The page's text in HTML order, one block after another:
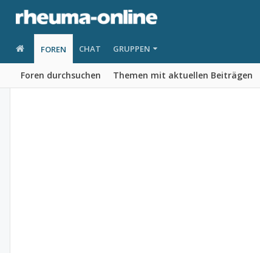
FOREN
Foren durchsuchen Themen mit aktuellen Beiträgen
CHAT GRUPPEN